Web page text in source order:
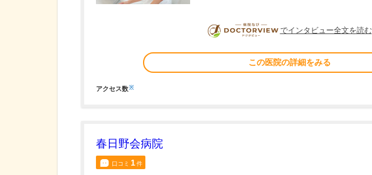
DOCTORVIEW
でインタビュー全文を読む
この医院の詳細をみる
アクセス数※
春日野会病院
口コミ 1件